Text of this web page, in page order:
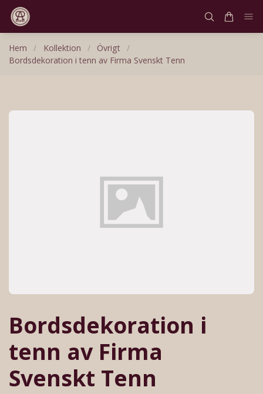
Hem / Kollektion / Övrigt /
Bordsdekoration i tenn av Firma Svenskt Tenn
Bordsdekoration i
tenn av Firma
Svenskt Tenn